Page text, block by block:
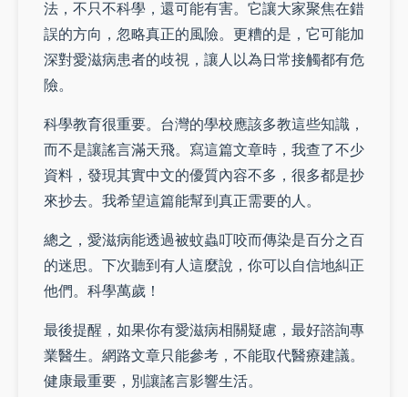
法，不只不科學，還可能有害。它讓大家聚焦在錯
誤的方向，忽略真正的風險。更糟的是，它可能加
深對愛滋病患者的歧視，讓人以為日常接觸都有危
險。
科學教育很重要。台灣的學校應該多教這些知識，
而不是讓謠言滿天飛。寫這篇文章時，我查了不少
資料，發現其實中文的優質內容不多，很多都是抄
來抄去。我希望這篇能幫到真正需要的人。
總之，愛滋病能透過被蚊蟲叮咬而傳染是百分之百
的迷思。下次聽到有人這麼說，你可以自信地糾正
他們。科學萬歲！
最後提醒，如果你有愛滋病相關疑慮，最好諮詢專
業醫生。網路文章只能參考，不能取代醫療建議。
健康最重要，別讓謠言影響生活。